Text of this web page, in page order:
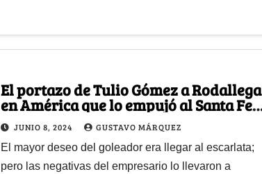
El portazo de Tulio Gómez a Rodallega
en América que lo empujó al Santa Fe
con el que puede ser campeón
JUNIO 8, 2024 GUSTAVO MÁRQUEZ
El mayor deseo del goleador era llegar al escarlata;
pero las negativas del empresario lo llevaron a